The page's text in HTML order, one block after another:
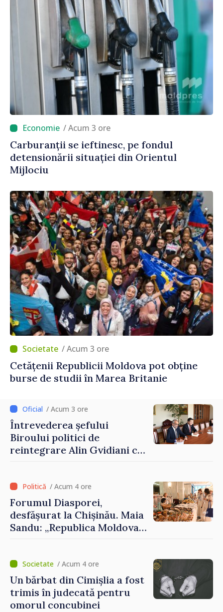
/ Acum 3 ore
Carburanții se ieftinesc, pe fondul
detensionării situației din Orientul
Mijlociu
/ Acum 3 ore
Cetățenii Republicii Moldova pot obține
burse de studii în Marea Britanie
/ Acum 3 ore
Întrevederea șefului
Biroului politici de
reintegrare Alin Gvidiani cu
Crucii Roșii în Moldova
/ Acum 4 ore
Forumul Diasporei,
desfășurat la Chișinău. Maia
Sandu: „Republica Moldova
rol important în promovarea
și susținerea acestui
parcurs”
/ Acum 4 ore
Un bărbat din Cimișlia a fost
trimis în judecată pentru
omorul concubinei